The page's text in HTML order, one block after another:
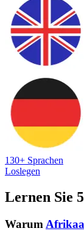
130+ Sprachen
Loslegen
Lernen Sie
Warum